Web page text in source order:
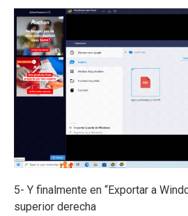
5- Y finalmente en “Exportar a
superior derecha